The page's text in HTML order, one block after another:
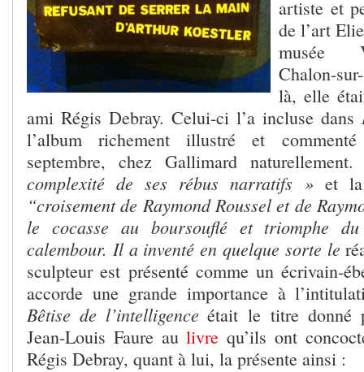
artiste et
de l’art
musée
Chalon-
là, elle
ami Régis Debray. Celui-ci l’a incluse dans
l’album richement illustré et
septembre, chez Gallimard
complexité de ses rébus narratifs » et
“croisement de Raymond Roussel et de
le cocasse au boursouflé et triomphe
calembour. Il a inventé en quelque sorte le
sculpteur est présenté comme un écrivain-
accorde une grande importance à
Bêtise de l’intelligenceétait le titre donné
Jean-Louis Faure aulivre qu’ils ont
Régis Debray, quant à lui, la présente ainsi :